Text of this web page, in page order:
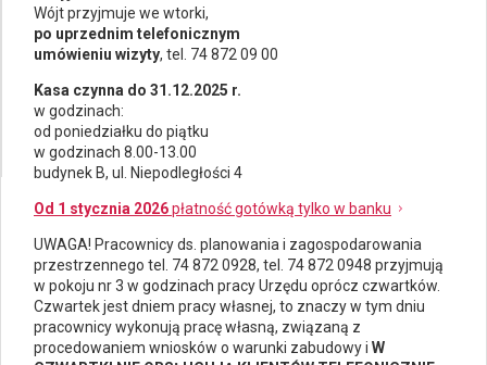
Wójt przyjmuje we wtorki,
po uprzednim telefonicznym
umówieniu wizyty, tel. 74 872 09 00
Kasa czynna do 31.12.2025 r.
w godzinach:
od poniedziałku do piątku
w godzinach 8.00-13.00
budynek B, ul. Niepodległości 4
Od 1 stycznia 2026płatność gotówką tylko w banku
UWAGA! Pracownicy ds. planowania i zagospodarowania
przestrzennego tel. 74 872 0928, tel. 74 872 0948 przyjmują
w pokoju nr 3 w godzinach pracy Urzędu oprócz czwartków.
Czwartek jest dniem pracy własnej, to znaczy w tym dniu
pracownicy wykonują pracę własną, związaną z
procedowaniem wniosków o warunki zabudowy i W